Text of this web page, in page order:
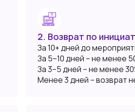
2. Возврат по
За 10+ дней до
За 5–10 дней – не менее
За 3–5 дней – не менее
Менее 3 дней – возврат